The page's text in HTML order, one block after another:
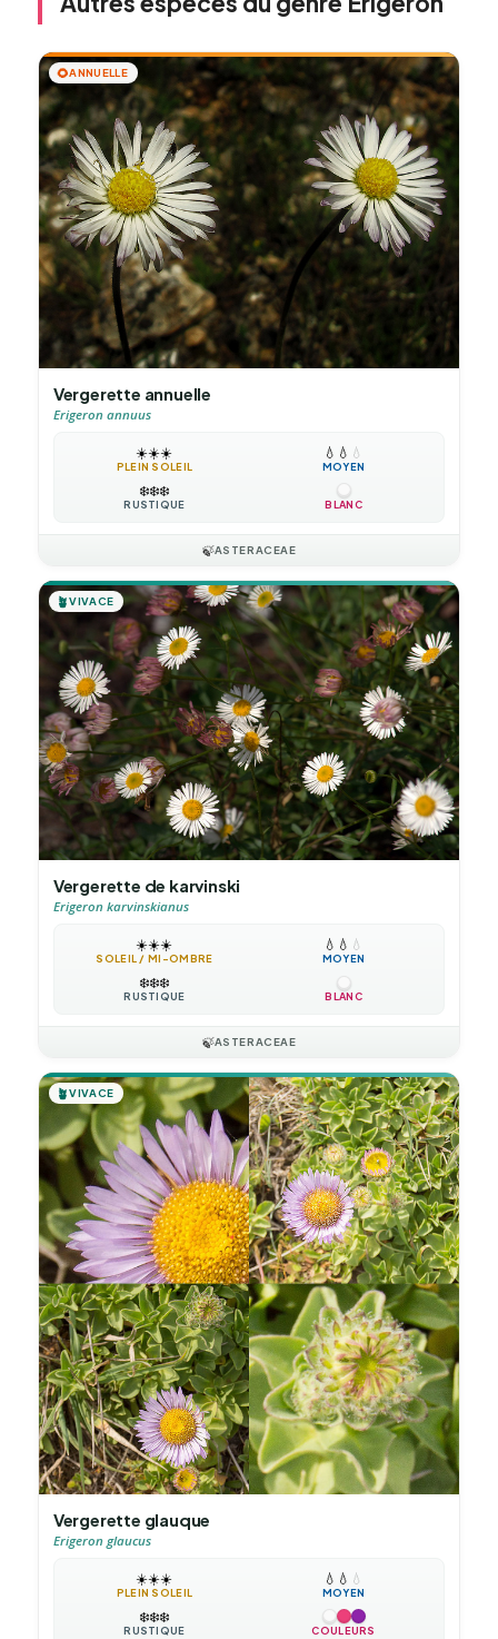
🌻ANNUELLE
Vergerette annuelle
Erigeron annuus
☀️☀️☀️
PLEIN SOLEIL
💧 💧 💧
MOYEN
❄️❄️❄️
RUSTIQUE BLANC
🍃ASTERACEAE
🪴VIVACE
Vergerette de karvinski
Erigeron karvinskianus
☀️☀️☀️
SOLEIL / MI-OMBRE
💧 💧 💧
MOYEN
❄️❄️❄️
RUSTIQUE BLANC
🍃ASTERACEAE
🪴VIVACE
Vergerette glauque
Erigeron glaucus
☀️☀️☀️
PLEIN SOLEIL
💧 💧 💧
MOYEN
❄️❄️❄️
RUSTIQUE COULEURS